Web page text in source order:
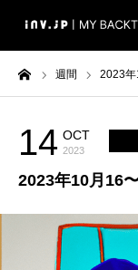
週間 2023
14 OCT
2023
2023年10月16
ホーム
検証
ブログ